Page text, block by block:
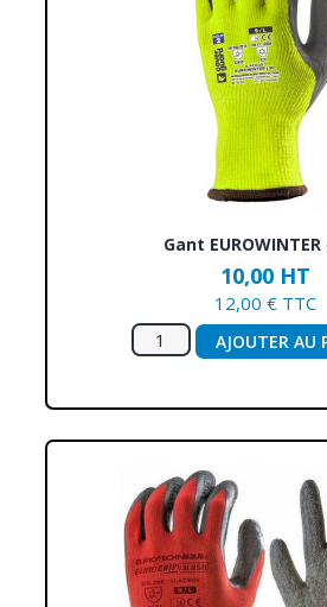
Gant
10,00 HT
12,00 € TTC
AJOUTER AU